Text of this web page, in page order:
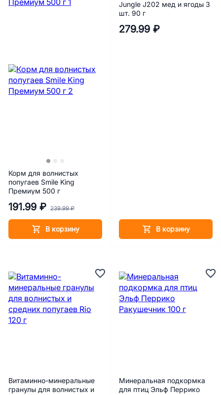
Корм для волнистых
попугаев Smile King
Премиум 500 г
191.99 ₽ 239.99 ₽
В корзину
Jungle J202 мед и ягоды 3
шт. 90 г
279.99 ₽
В корзину
Витаминно-минеральные
гранулы для волнистых и
Минеральная подкормка
для птиц Эльф Перрико